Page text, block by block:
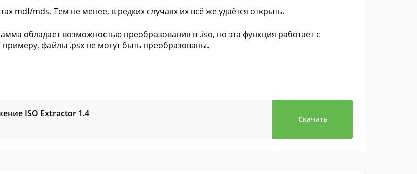
mdf/mds. Тем не менее, в редких случаях их всё же удаётся открыть.
обладает возможностью преобразования в .iso, но эта функция работает с
файлы .psx не могут быть преобразованы.
ISO Extractor 1.4
Скачать